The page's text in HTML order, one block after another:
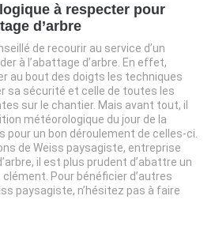
à respecter pour
d’arbre
de recourir au service d’un
à l’abattage d’arbre. En effet,
au bout des doigts les techniques
sa sécurité et celle de toutes les
sur le chantier. Mais avant tout, il
météorologique du jour de la
pour un bon déroulement de celles-ci.
de Weiss paysagiste, entreprise
il est plus prudent d’abattre un
Pour bénéficier d’autres
paysagiste, n’hésitez pas à faire